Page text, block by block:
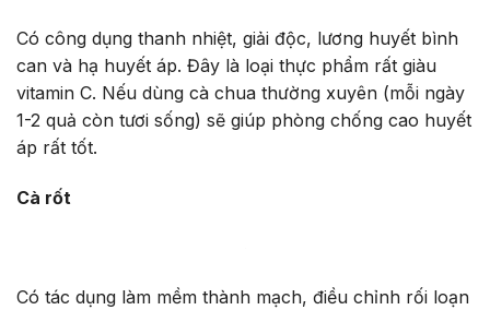
Có công dụng thanh nhiệt, giải độc, lương huyết bình
can và hạ huyết áp. Đây là loại thực phẩm rất giàu
vitamin C. Nếu dùng cà chua thường xuyên (mỗi ngày
1-2 quả còn tươi sống) sẽ giúp phòng chống cao huyết
áp rất tốt.
Cà rốt
Có tác dụng làm mềm thành mạch, điều chỉnh rối loạn